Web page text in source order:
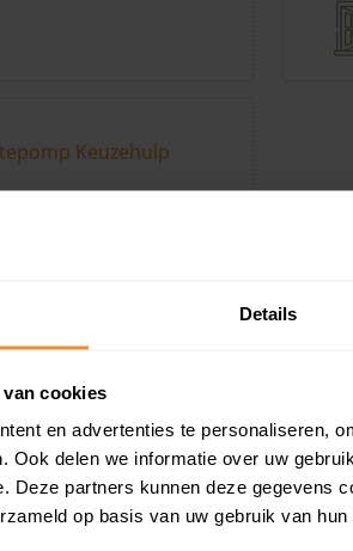
Details
cookies
en advertenties te personaliseren,
Ook delen we informatie over uw
Deze partners kunnen deze gegevens
op basis van uw gebruik van
Keuzehulp
de buurt
Woonoppervlak Perceel
58 m2 0 m2